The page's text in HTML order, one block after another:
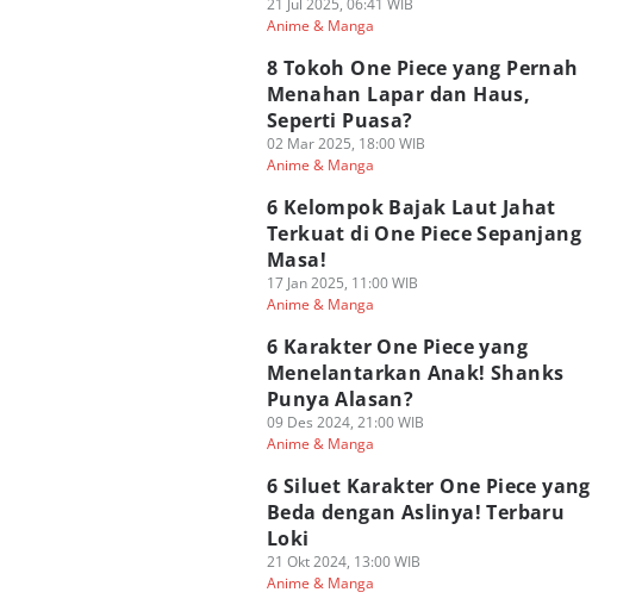
21 Jul 2025, 06:41 WIB
Anime & Manga
8 Tokoh One Piece yang Pernah
Menahan Lapar dan Haus,
Seperti Puasa?
02 Mar 2025, 18:00 WIB
Anime & Manga
6 Kelompok Bajak Laut Jahat
Terkuat di One Piece Sepanjang
Masa!
17 Jan 2025, 11:00 WIB
Anime & Manga
6 Karakter One Piece yang
Menelantarkan Anak! Shanks
Punya Alasan?
09 Des 2024, 21:00 WIB
Anime & Manga
6 Siluet Karakter One Piece yang
Beda dengan Aslinya! Terbaru
Loki
21 Okt 2024, 13:00 WIB
Anime & Manga